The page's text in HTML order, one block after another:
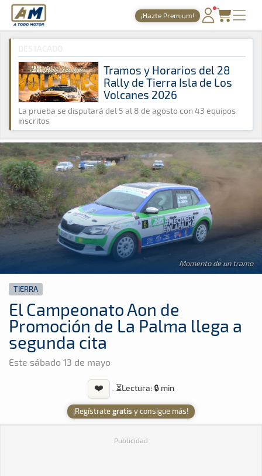
A Todo Motor · Revista del motor desde 1999
¡Hazte Premium!
PORTADA
TIEMPOS ONLINE
NOTICIAS
AGENDA
GALERÍAS
TIENDA
ARCHIVO
A Todo Motor » Noticias » Tierra
Tramos y Horarios del 28
Rally de Tierra Isla de Los
Volcanes 2026
La prueba se disputará del 5 al 8 de agosto con 43 equipos
inscritos
Momento de un tramo
TIERRA
El Campeonato Aon de
Promoción de La Palma llega a
segunda cita
Este sábado 13 de mayo
❤️ · ⏳Lectura: 🔒 min
¡Regístrategratis y consigue más!
Publicidad